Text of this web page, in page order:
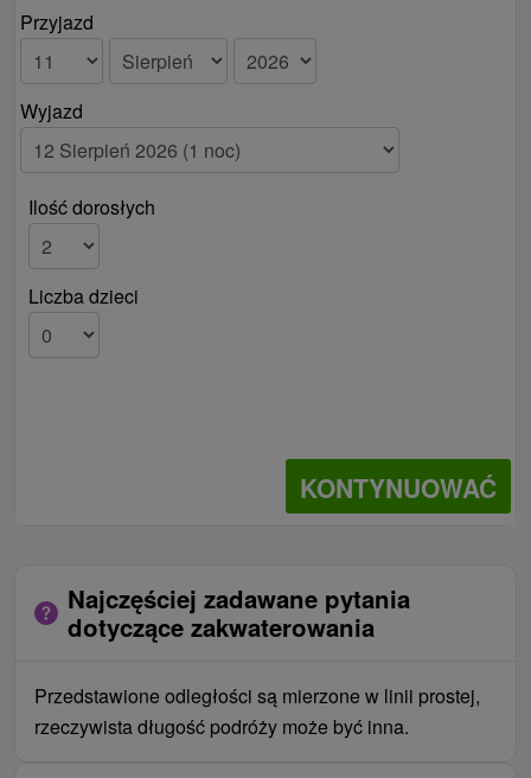
Przyjazd
Wyjazd
Ilość dorosłych
Liczba dzieci
KONTYNUOWAĆ
Najczęściej zadawane pytania
dotyczące zakwaterowania
Przedstawione odległości są mierzone w linii prostej,
rzeczywista długość podróży może być inna.